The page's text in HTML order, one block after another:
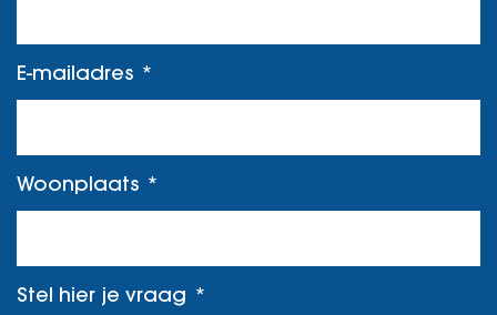
E-mailadres
Woonplaats
Stel hier je vraag